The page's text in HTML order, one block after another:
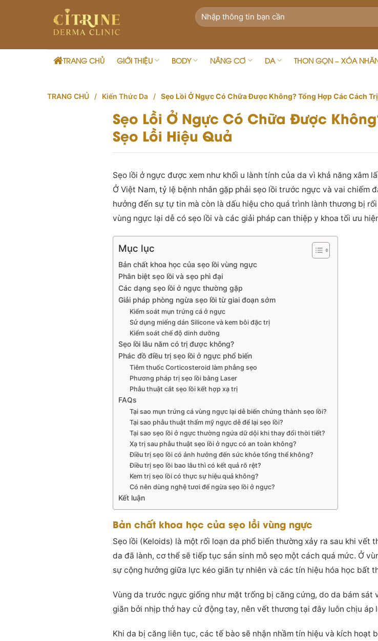
TRANG CHỦ GIỚI THIỆU BODY NÂNG CƠ DA THON GỌN – XÓA
TRANG CHỦ / Kiến Thức Da / Sẹo Lồi Ở Ngực Có Chữa Được Không? Tổng Hợp Các Cách
Sẹo Lồi Ở Ngực Có Chữa Được
Sẹo Lồi Hiệu Quả
Sẹo lồi ở ngực được xem như khối u lành tính của da vì khả năng xâm
Ở Việt Nam, tỷ lệ bệnh nhân gặp phải sẹo lồi trước ngực và vai chiếm
hưởng đến sự tự tin mà còn là dấu hiệu cho quá trình lành thương bị
vùng ngực lại dễ có sẹo lồi và các giải pháp can thiệp y khoa tối ưu
Mục lục
Bản chất khoa học của sẹo lồi vùng ngực
Phân biệt sẹo lồi và sẹo phì đại
Các dạng sẹo lồi ở ngực thường gặp
Giải pháp phòng ngừa sẹo lồi từ giai đoạn sớm
Kiểm soát mụn trứng cá ở ngực
Sử dụng miếng dán Silicone và kem bôi đặc trị
Kiểm soát chế độ dinh dưỡng
Sẹo lồi lâu năm có trị được không?
Phác đồ điều trị sẹo lồi ở ngực phổ biến
Tiêm thuốc Corticosteroid làm phẳng sẹo
Phương pháp trị sẹo lồi bằng Laser
Phẫu thuật cắt sẹo lồi kết hợp xạ trị
FAQs
Tại sao mụn trứng cá vùng ngực lại dễ biến chứng thành sẹo lồi?
Tại sao phẫu thuật thẩm mỹ ngực dễ để lại sẹo lồi?
Tại sao sẹo lồi ở ngực thường ngứa dữ dội khi thay đổi thời tiết?
Xạ trị sau phẫu thuật sẹo lồi ở ngực có an toàn không?
Điều trị sẹo lồi có ảnh hưởng đến sức khỏe tổng thể không?
Điều trị sẹo lồi bao lâu thì có kết quả rõ rệt?
Kem trị sẹo lồi có thực sự hiệu quả không?
Có nên dùng nghệ tươi để ngừa sẹo lồi ở ngực?
Kết luận
Bản chất khoa học của sẹo lồi vùng ngực
Sẹo lồi (Keloids) là một rối loạn da phổ biến thường xảy ra sau khi vết
da đã lành, cơ thể sẽ tiếp tục sản sinh mô sẹo một cách quá mức. Ở
sự cộng hưởng giữa lực kéo giãn tự nhiên và các tín hiệu hóa học bất
Vùng da trước ngực giống như mặt trống bị căng cứng, do da bám
giãn bởi nhịp thở hay cử động tay, nên vết thương tại đây luôn chịu áp
Khi da bị căng liên tục, các tế bào sẽ nhận nhầm tín hiệu và kích hoạt